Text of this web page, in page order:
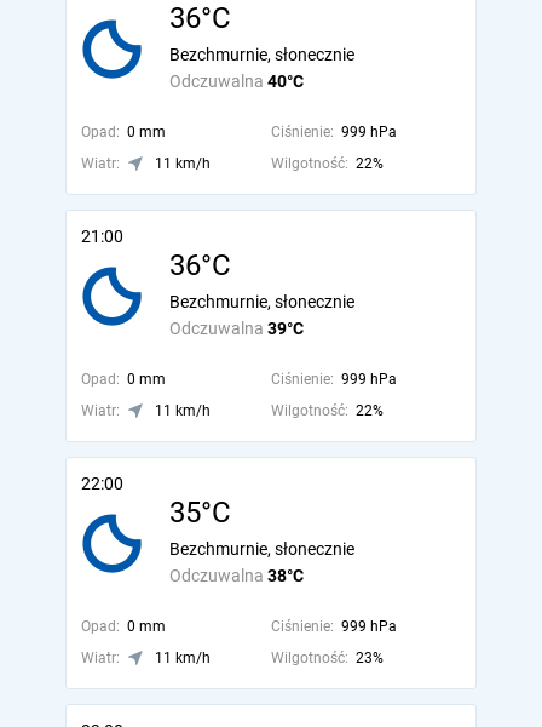
36°C
Odczuwalna 40°C
Bezchmurnie, słonecznie
Opad: 0 mm Ciśnienie: 999 hPa
Wiatr:
11 km/h Wilgotność: 22%
21:00
36°C
Odczuwalna 39°C
Bezchmurnie, słonecznie
Opad: 0 mm Ciśnienie: 999 hPa
Wiatr:
11 km/h Wilgotność: 22%
22:00
35°C
Odczuwalna 38°C
Bezchmurnie, słonecznie
Opad: 0 mm Ciśnienie: 999 hPa
Wiatr:
11 km/h Wilgotność: 23%